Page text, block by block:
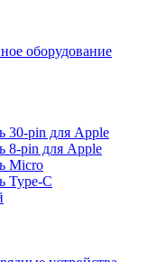
оборудование
30-pin для Apple
8-pin для Apple
Micro
Type-C